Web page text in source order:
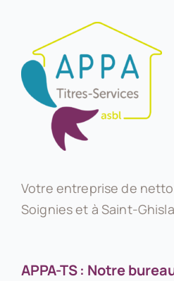
Votre entreprise de
Soignies et à Saint-
APPA-TS : Notre